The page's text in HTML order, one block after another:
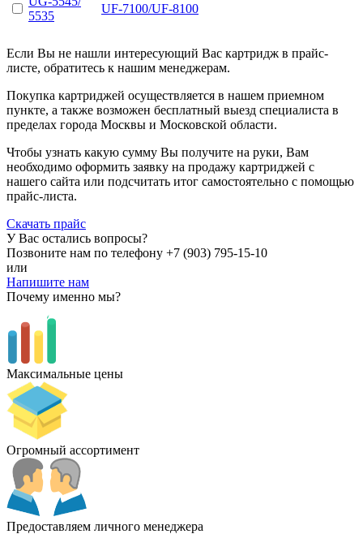
5535
UF-7100/UF-8100
Если Вы не нашли интересующий Вас картридж в прайс-
листе, обратитесь к нашим менеджерам.
Покупка картриджей осуществляется в нашем приемном
пункте, а также возможен бесплатный выезд специалиста в
пределах города Москвы и Московской области.
Чтобы узнать какую сумму Вы получите на руки, Вам
необходимо оформить заявку на продажу картриджей с
нашего сайта или подсчитать итог самостоятельно с помощью
прайс-листа.
Скачать прайс
У Вас остались вопросы?
Позвоните нам по телефону +7 (903) 795-15-10
или
Напишите нам
Почему именно мы?
Максимальные цены
Огромный ассортимент
Предоставляем личного менеджера